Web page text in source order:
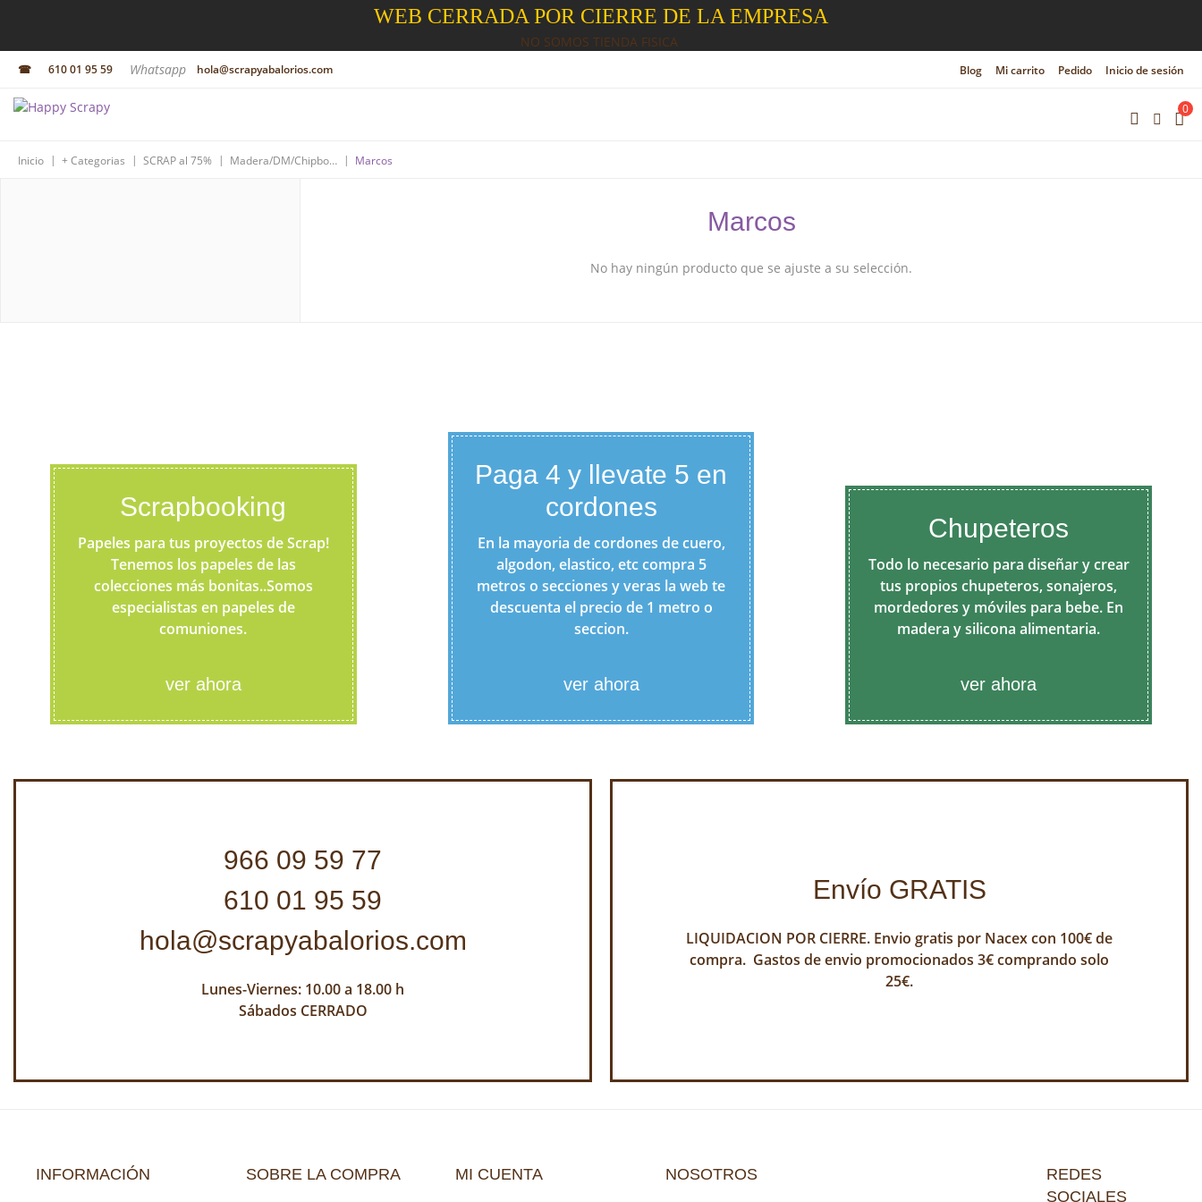
WEB CERRADA POR CIERRE DE LA EMPRESA
NO SOMOS TIENDA FISICA
☎ 610 01 95 59 Whatsapp hola@scrapyabalorios.com Blog Mi carrito Pedido Inicio de sesión
0
Inicio | + Categorias | SCRAP al 75% | Madera/DM/Chipboard | Marcos
Marcos
No hay ningún producto que se ajuste a su selección.
Scrapbooking
Papeles para tus proyectos de Scrap!
Tenemos los papeles de las
colecciones más bonitas..Somos
especialistas en papeles de
comuniones.
ver ahora
Paga 4 y llevate 5 en
cordones
En la mayoria de cordones de cuero,
algodon, elastico, etc compra 5
metros o secciones y veras la web te
descuenta el precio de 1 metro o
seccion.
ver ahora
Chupeteros
Todo lo necesario para diseñar y crear
tus propios chupeteros, sonajeros,
mordedores y móviles para bebe. En
madera y silicona alimentaria.
ver ahora
966 09 59 77
610 01 95 59
hola@scrapyabalorios.com
Lunes-Viernes: 10.00 a 18.00 h
Sábados CERRADO
Envío GRATIS
LIQUIDACION POR CIERRE. Envio gratis por Nacex con 100€ de
compra. Gastos de envio promocionados 3€ comprando solo
25€.
REDES
SOCIALES
INFORMACIÓN SOBRE LA COMPRA MI CUENTA NOSOTROS